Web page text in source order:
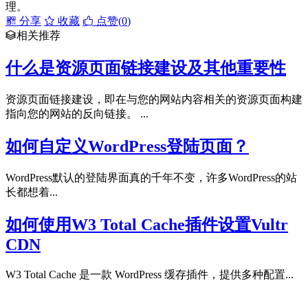
理。
分享
收藏 点赞(0)
相关推荐
什么是资源页面链接建设及其他重要性
资源页面链接建设，即在与您的网站内容相关的资源页面构建
指向您的网站的反向链接。 ...
如何自定义WordPress登陆页面？
WordPress默认的登陆界面真的千年不变，许多WordPress的站
长都想着...
如何使用W3 Total Cache插件设置Vultr
CDN
W3 Total Cache 是一款 WordPress 缓存插件，提供多种配置...